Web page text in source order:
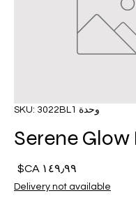
وحدة SKU: 3022BL1
Serene
Delivery not available